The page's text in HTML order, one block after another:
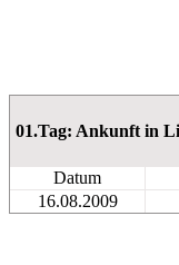
01.Tag: Ankunft in
Datum
16.08.2009